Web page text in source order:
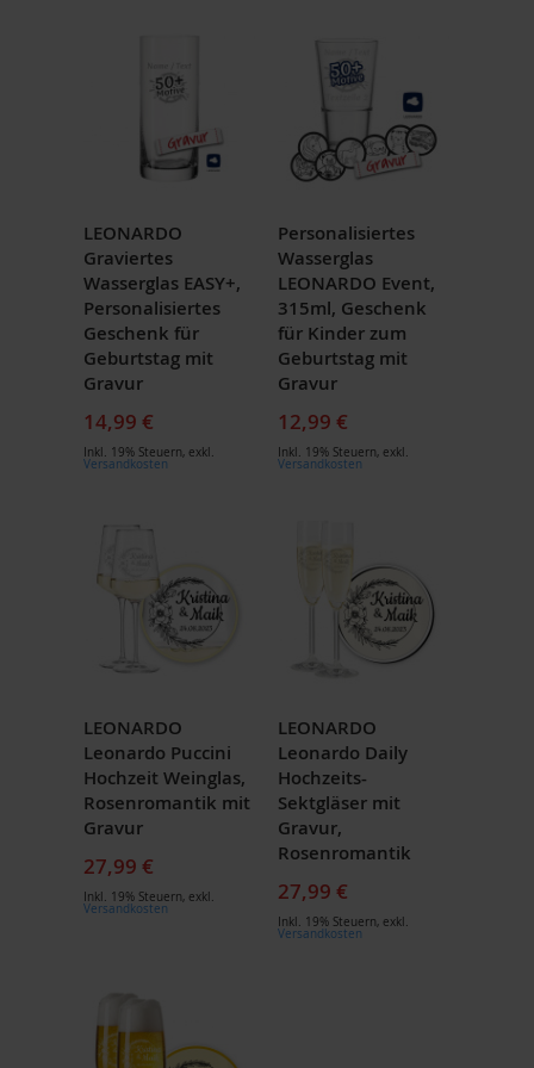
LEONARDO
Graviertes
Wasserglas EASY+,
Personalisiertes
Geschenk für
Geburtstag mit
Gravur
14,99 €
Inkl. 19% Steuern, exkl.
Versandkosten
Personalisiertes
Wasserglas
LEONARDO Event,
315ml, Geschenk
für Kinder zum
Geburtstag mit
Gravur
12,99 €
Inkl. 19% Steuern, exkl.
Versandkosten
LEONARDO
Leonardo Puccini
Hochzeit Weinglas,
Rosenromantik mit
Gravur
27,99 €
Inkl. 19% Steuern, exkl.
Versandkosten
LEONARDO
Leonardo Daily
Hochzeits-
Sektgläser mit
Gravur,
Rosenromantik
27,99 €
Inkl. 19% Steuern, exkl.
Versandkosten